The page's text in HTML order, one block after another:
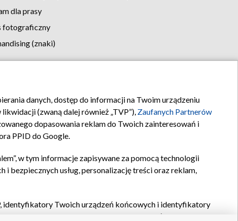
dla prasy
fotograficzny
(znaki)
reklamy Kontakt
danych, dostęp do informacji na Twoim urządzeniu
(zwaną dalej również „TVP”), Zaufanych Partnerów
dopasowania reklam do Twoich zainteresowań i
PPID do Google.
w tym informacje zapisywane za pomocą technologii
bezpiecznych usług, personalizację treści oraz reklam,
identyfikatory Twoich urządzeń końcowych i identyfikatory
oraz pozostałych